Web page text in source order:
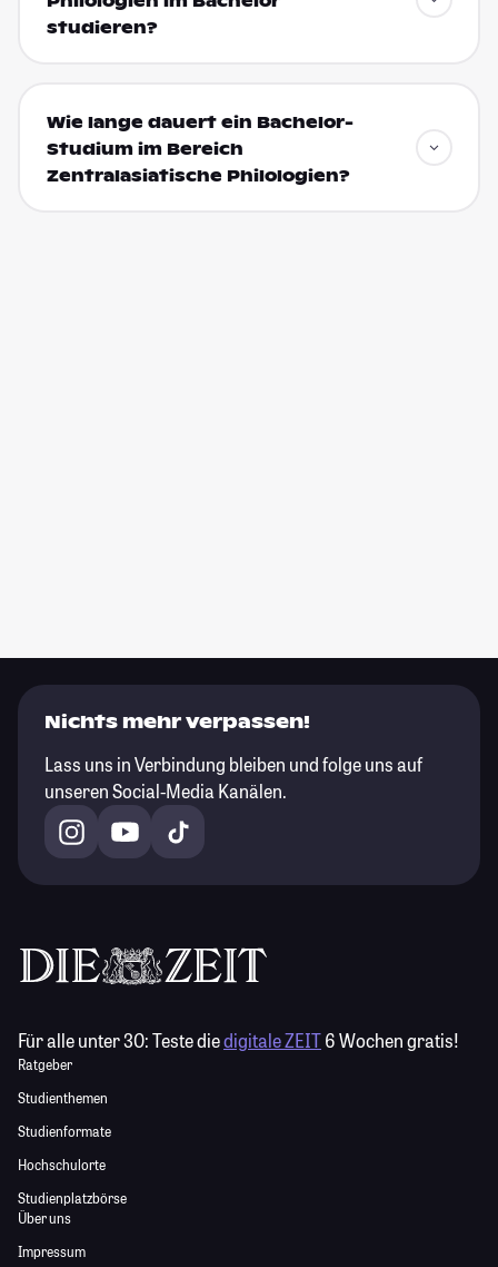
studieren?
Wie lange dauert ein Bachelor-
Studium im Bereich
Zentralasiatische Philologien?
Nichts mehr verpassen!
Lass uns in Verbindung bleiben und folge uns auf
unseren Social-Media Kanälen.
Für alle unter 30:Teste diedigitale ZEIT6 Wochen gratis!
Ratgeber
Studienthemen
Studienformate
Hochschulorte
Studienplatzbörse
Über uns
Impressum